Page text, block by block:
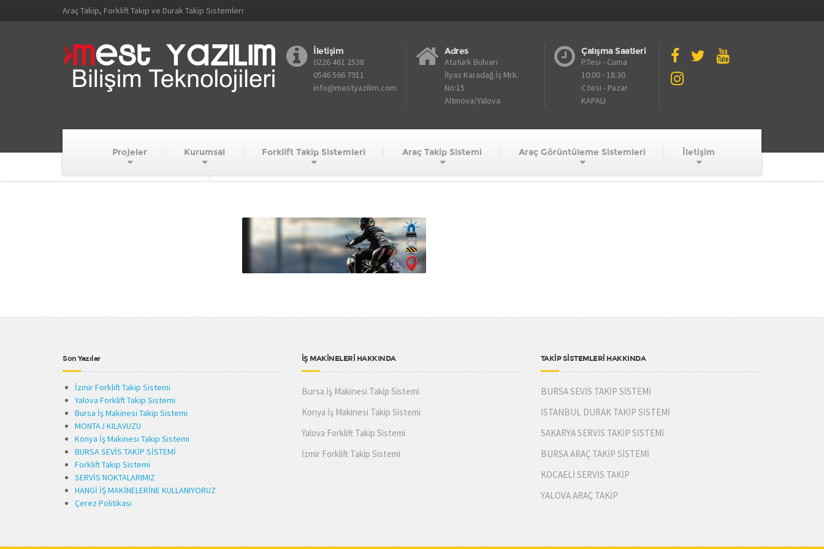
Araç Takip, Forklift Takip ve Durak Takip Sistemleri
İletişim
0226 461 2538
0546 566 7911
info@mestyazilim.com
Adres
Atatürk Bulvarı
İlyas Karadağ İş Mrk.
No:15
Altınova/Yalova
Çalışma Saatleri
P.Tesi - Cuma
10:00 - 18:30
C.tesi - Pazar
KAPALI
Projeler Kurumsal Forklift Takip Sistemleri Araç Takip Sistemi Araç Görüntüleme Sistemleri İletişim
MEST YAZILIM VE BİLİŞİM TEKNOLOJİLERİ
Son Yazılar
İzmir Forklift Takip Sistemi
Yalova Forklift Takip Sistemi
Bursa İş Makinesi Takip Sistemi
MONTAJ KILAVUZU
Konya İş Makinesi Takip Sistemi
BURSA SEVİS TAKİP SİSTEMİ
Forklift Takip Sistemi
SERVİS NOKTALARIMIZ
HANGİ İŞ MAKİNELERİNE KULLANIYORUZ
Çerez Politikası
İŞ MAKİNELERİ HAKKINDA
Bursa İş Makinesi Takip Sistemi
Konya İş Makinesi Takip Sistemi
Yalova Forklift Takip Sistemi
İzmir Forklift Takip Sistemi
TAKİP SİSTEMLERİ HAKKINDA
BURSA SEVİS TAKİP SİSTEMİ
İSTANBUL DURAK TAKİP SİSTEMİ
SAKARYA SERVİS TAKİP SİSTEMİ
BURSA ARAÇ TAKİP SİSTEMİ
KOCAELİ SERVİS TAKİP
YALOVA ARAÇ TAKİP